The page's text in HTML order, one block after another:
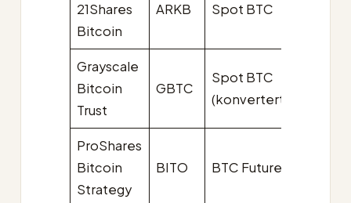
21Shares
Bitcoin
ARKB Spot BTC
Grayscale
Bitcoin
Trust
GBTC
Spot BTC
(konvertert)
ProShares
Bitcoin
Strategy
BITO BTC Futures